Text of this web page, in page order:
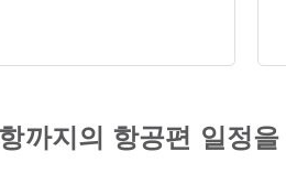
까지의 항공편 일정